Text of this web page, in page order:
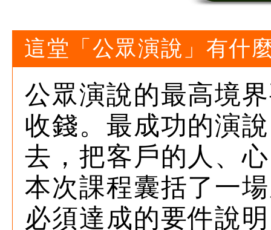
這堂「公眾演說」有什
公眾演說的最高境
收錢。最成功的演
去，把客戶的人、
本次課程囊括了一
必須達成的要件說